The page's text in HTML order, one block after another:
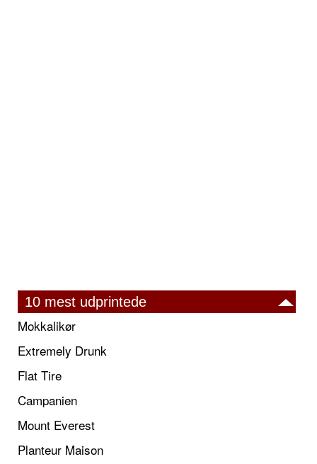
10 mest udprintede
Mokkalikør
Extremely Drunk
Flat Tire
Campanien
Mount Everest
Planteur Maison